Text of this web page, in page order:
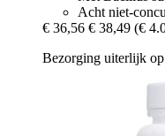
Acht niet-
€ 36,56 € 38,49 (€
Bezorging uiterlijk op